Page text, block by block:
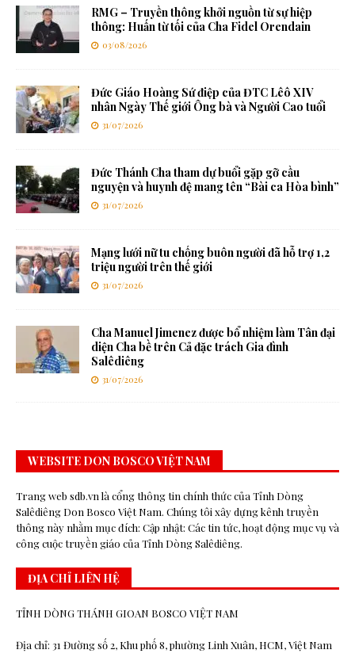
RMG – Truyền thông khởi nguồn từ sự hiệp
thông: Huấn từ tối của Cha Fidel Orendain
03/08/2026
Đức Giáo Hoàng Sứ điệp của ĐTC Lêô XIV
nhân Ngày Thế giới Ông bà và Người Cao tuổi
31/07/2026
Đức Thánh Cha tham dự buổi gặp gỡ cầu
nguyện và huynh đệ mang tên “Bài ca Hòa bình”
31/07/2026
Mạng lưới nữ tu chống buôn người đã hỗ trợ 1,2
triệu người trên thế giới
31/07/2026
Cha Manuel Jimenez được bổ nhiệm làm Tân đại
diện Cha bề trên Cả đặc trách Gia đình
Salêdiêng
31/07/2026
WEBSITE DON BOSCO VIỆT NAM
Trang web sdb.vn là cổng thông tin chính thức của Tỉnh Dòng
Salêdiêng Don Bosco Việt Nam. Chúng tôi xây dựng kênh truyền
thông này nhằm mục đích: Cập nhật: Các tin tức, hoạt động mục vụ và
công cuộc truyền giáo của Tỉnh Dòng Salêdiêng.
ĐỊA CHỈ LIÊN HỆ
TỈNH DÒNG THÁNH GIOAN BOSCO VIỆT NAM
Địa chỉ: 31 Đường số 2, Khu phố 8, phường Linh Xuân, HCM, Việt Nam